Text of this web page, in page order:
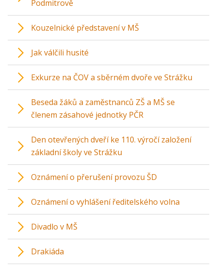
Podmitrově
Kouzelnické představení v MŠ
Jak válčili husité
Exkurze na ČOV a sběrném dvoře ve Strážku
Beseda žáků a zaměstnanců ZŠ a MŠ se
členem zásahové jednotky PČR
Den otevřených dveří ke 110. výročí založení
základní školy ve Strážku
Oznámení o přerušení provozu ŠD
Oznámení o vyhlášení ředitelského volna
Divadlo v MŠ
Drakiáda